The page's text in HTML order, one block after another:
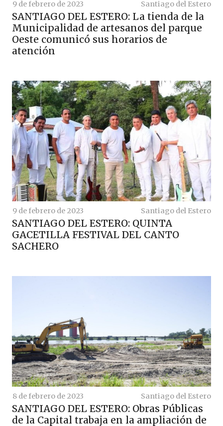
9 de febrero de 2023 Santiago del Estero
SANTIAGO DEL ESTERO: La tienda de la
Municipalidad de artesanos del parque
Oeste comunicó sus horarios de
atención
9 de febrero de 2023 Santiago del Estero
SANTIAGO DEL ESTERO: QUINTA
GACETILLA FESTIVAL DEL CANTO
SACHERO
8 de febrero de 2023 Santiago del Estero
SANTIAGO DEL ESTERO: Obras Públicas
de la Capital trabaja en la ampliación de